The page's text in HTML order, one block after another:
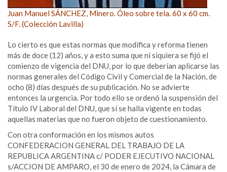
Juan Manuel SÁNCHEZ, Minero. Óleo sobre tela. 60 x 60 cm.
S/F. (Colección Lavilla)
Lo cierto es que estas normas que modifica y reforma tienen
más de doce (12) años, y a esto suma que ni siquiera se fijó el
comienzo de vigencia del DNU, por lo que deberían aplicarse las
normas generales del Código Civil y Comercial de la Nación, de
ocho (8) días después de su publicación. No se advierte
entonces la urgencia. Por todo ello se ordenó la suspensión del
Título IV Laboral del DNU, que sí se halla vigente en todas
aquellas materias que no fueron objeto de cuestionamiento.
Con otra conformación en los mismos autos
CONFEDERACION GENERAL DEL TRABAJO DE LA
REPUBLICA ARGENTINA c/ PODER EJECUTIVO NACIONAL
s/ACCION DE AMPARO, el 30 de enero de 2024, la Cámara de